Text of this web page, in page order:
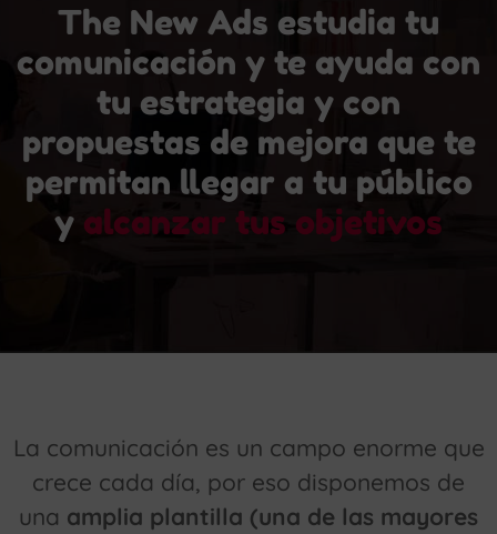
The New Ads estudia tu
comunicación y te ayuda con
tu estrategia y con
propuestas de mejora que te
permitan llegar a tu público
y alcanzar tus objetivos
La comunicación es un campo enorme que
crece cada día, por eso disponemos de
una amplia plantilla (una de las mayores